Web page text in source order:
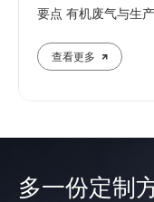
要点 有机废气与生产
查看更多
多一份定制